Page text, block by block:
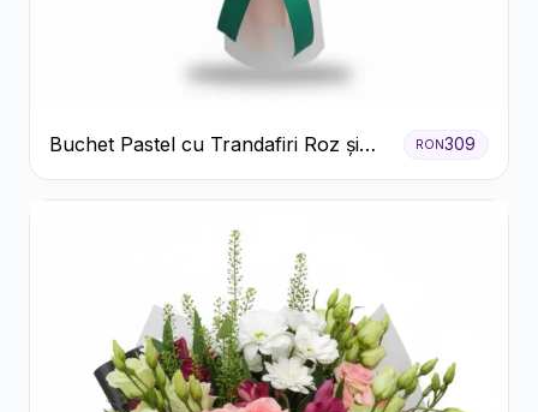
Buchet Pastel cu Trandafiri Roz și
Albi
RON309